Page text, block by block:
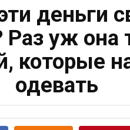
деньги
Раз уж она
которые
одевать